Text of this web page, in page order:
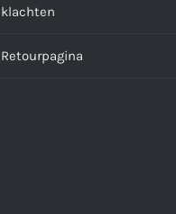
klachten
Retourpagina